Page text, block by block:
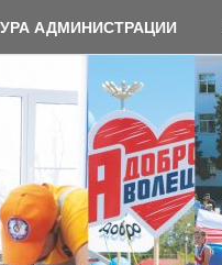
АДМИНИСТРАЦИИ